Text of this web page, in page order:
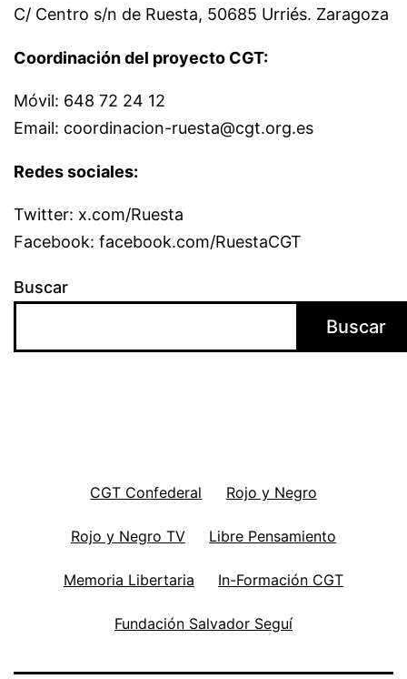
C/ Centro s/n de Ruesta, 50685 Urriés. Zaragoza
Coordinación del proyecto CGT:
Móvil: 648 72 24 12
Email: coordinacion-ruesta@cgt.org.es
Redes sociales:
Twitter: x.com/Ruesta
Facebook: facebook.com/RuestaCGT
Buscar
Buscar
CGT Confederal Rojo y Negro
Rojo y Negro TV Libre Pensamiento
Memoria Libertaria In-Formación CGT
Fundación Salvador Seguí